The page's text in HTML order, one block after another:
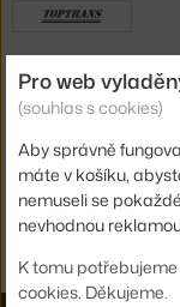
Pro web
(souhlas s cookies)
Aby správně
máte v košíku,
nemuseli se
nevhodnou
K tomu
cookies. Děkujeme.
Platby
Jsme tu pro vás